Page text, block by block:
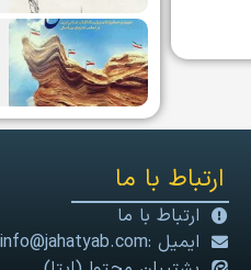
ارتباط با ما
ارتباط با ما
ایمیل :info@jahatyab.com